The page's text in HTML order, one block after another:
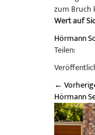
zum Bruch
Wert auf
Hörmann
Teilen:
←
Hörmann